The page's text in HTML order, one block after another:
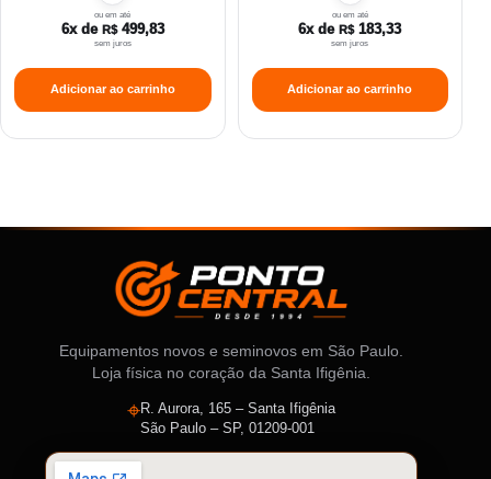
ou em até
6x de R$499,83
sem juros
Adicionar ao carrinho
ou em até
6x deR$183,33
sem juros
Adicionar ao carrinho
Equipamentos novos e seminovos em São Paulo.
Loja física no coração da Santa Ifigênia.
⌖R. Aurora, 165 – Santa Ifigênia
São Paulo – SP, 01209-001